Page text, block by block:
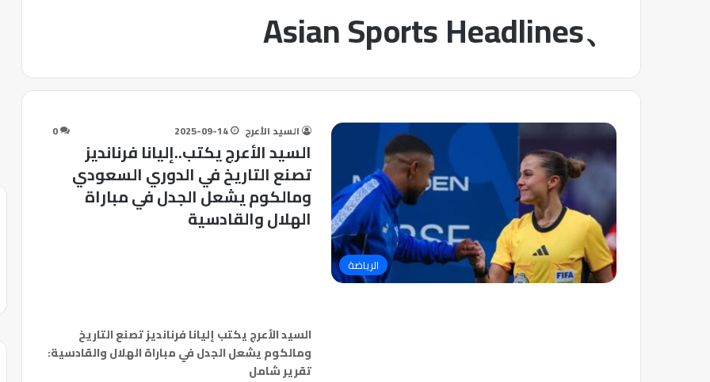
、Asian Sports Headlines
الرياضة
السيد الأعرج 2025-09-14
0
السيد الأعرج يكتب..إليانا فرنانديز
تصنع التاريخ في الدوري السعودي
ومالكوم يشعل الجدل في مباراة
الهلال والقادسية
السيد الأعرج يكتب إليانا فرنانديز تصنع التاريخ
ومالكوم يشعل الجدل في مباراة الهلال والقادسية:
تقرير شامل